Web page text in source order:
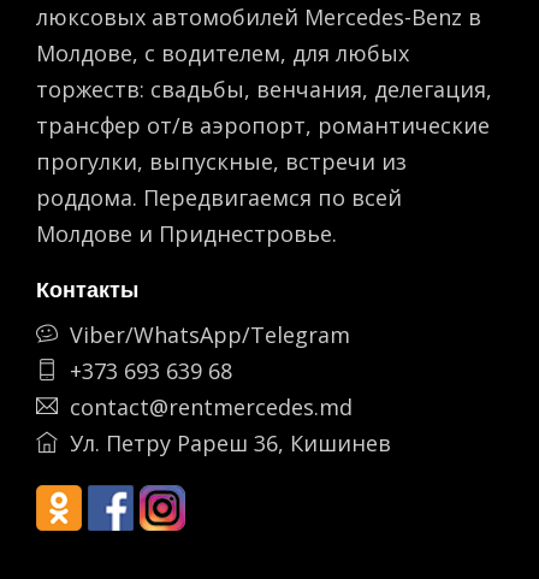
люксовых автомобилей Mercedes-Benz в
Молдове, с водителем, для любых
торжеств: свадьбы, венчания, делегация,
трансфер от/в аэропорт, романтическиe
прогулки, выпускные, встречи из
роддома. Передвигаемся по всей
Молдове и Приднестровье.
Контакты
Viber/WhatsApp/Telegram
+373 693 639 68
contact@rentmercedes.md
Ул. Петру Рареш 36, Кишинев